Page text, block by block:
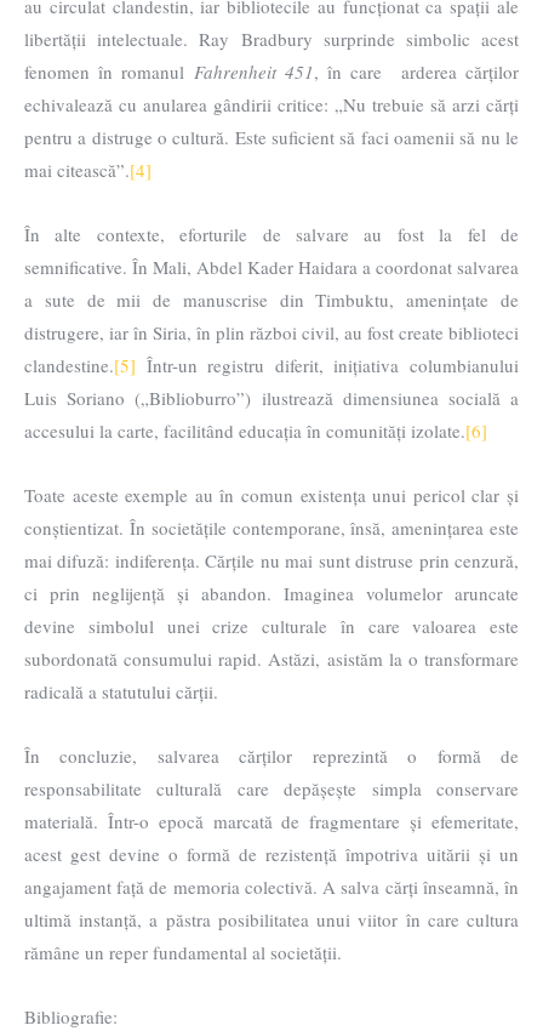
au circulat clandestin, iar bibliotecile au funcționat ca spații ale
libertății intelectuale. Ray Bradbury surprinde simbolic acest
fenomen în romanul Fahrenheit 451, în care arderea cărților
echivalează cu anularea gândirii critice: „Nu trebuie să arzi cărți
pentru a distruge o cultură. Este suficient să faci oamenii să nu le
mai citească”.[4]
În alte contexte, eforturile de salvare au fost la fel de
semnificative. În Mali, Abdel Kader Haidara a coordonat salvarea
a sute de mii de manuscrise din Timbuktu, amenințate de
distrugere, iar în Siria, în plin război civil, au fost create biblioteci
clandestine.[5] Într-un registru diferit, inițiativa columbianului
Luis Soriano („Biblioburro”) ilustrează dimensiunea socială a
accesului la carte, facilitând educația în comunități izolate.[6]
Toate aceste exemple au în comun existența unui pericol clar și
conștientizat. În societățile contemporane, însă, amenințarea este
mai difuză: indiferența. Cărțile nu mai sunt distruse prin cenzură,
ci prin neglijență și abandon. Imaginea volumelor aruncate
devine simbolul unei crize culturale în care valoarea este
subordonată consumului rapid. Astăzi, asistăm la o transformare
radicală a statutului cărții.
În concluzie, salvarea cărților reprezintă o formă de
responsabilitate culturală care depășește simpla conservare
materială. Într-o epocă marcată de fragmentare și efemeritate,
acest gest devine o formă de rezistență împotriva uitării și un
angajament față de memoria colectivă. A salva cărți înseamnă, în
ultimă instanță, a păstra posibilitatea unui viitor în care cultura
rămâne un reper fundamental al societății.
Bibliografie: